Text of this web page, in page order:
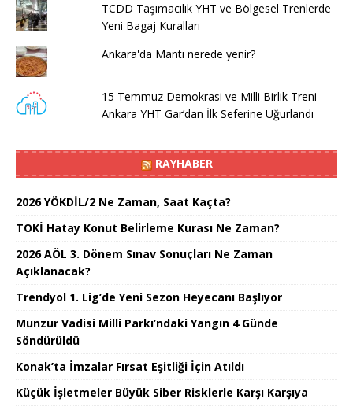
TCDD Taşımacılık YHT ve Bölgesel Trenlerde
Yeni Bagaj Kuralları
Ankara'da Mantı nerede yenir?
15 Temmuz Demokrasi ve Milli Birlik Treni
Ankara YHT Gar’dan İlk Seferine Uğurlandı
RAYHABER
2026 YÖKDİL/2 Ne Zaman, Saat Kaçta?
TOKİ Hatay Konut Belirleme Kurası Ne Zaman?
2026 AÖL 3. Dönem Sınav Sonuçları Ne Zaman
Açıklanacak?
Trendyol 1. Lig’de Yeni Sezon Heyecanı Başlıyor
Munzur Vadisi Milli Parkı’ndaki Yangın 4 Günde
Söndürüldü
Konak’ta İmzalar Fırsat Eşitliği İçin Atıldı
Küçük İşletmeler Büyük Siber Risklerle Karşı Karşıya